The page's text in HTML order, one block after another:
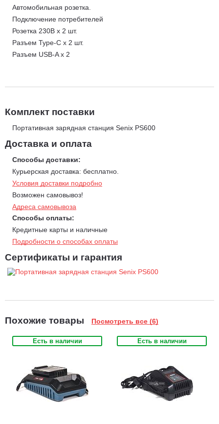
Автомобильная розетка.
Подключение потребителей
Розетка 230В х 2 шт.
Разъем Type-C х 2 шт.
Разъем USB-A х 2
Комплект поставки
Портативная зарядная станция Senix PS600
Доставка и оплата
Способы доставки:
Курьерская доставка: бесплатно.
Условия доставки подробно
Возможен самовывоз!
Адреса самовывоза
Способы оплаты:
Кредитные карты и наличные
Подробности о способах оплаты
Сертификаты и гарантия
Похожие товары Посмотреть все (6)
Есть в наличии Есть в наличии